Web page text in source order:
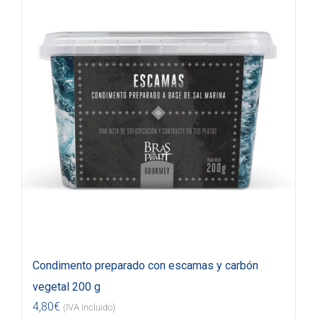
Condimento preparado con escamas y carbón
vegetal 200 g
4,80€ (IVA incluido)